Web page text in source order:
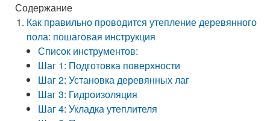
Содержание
Как правильно проводится утепление деревянного
пола: пошаговая инструкция
Список инструментов:
Шаг 1: Подготовка поверхности
Шаг 2: Установка деревянных лаг
Шаг 3: Гидроизоляция
Шаг 4: Укладка утеплителя